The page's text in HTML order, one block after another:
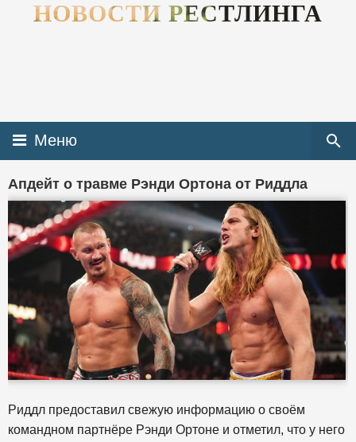
НОВОСТИ РЕСТЛИНГА
Меню
Апдейт о травме Рэнди Ортона от Риддла
Риддл предоставил свежую информацию о своём
командном партнёре Рэнди Ортоне и отметил, что у него